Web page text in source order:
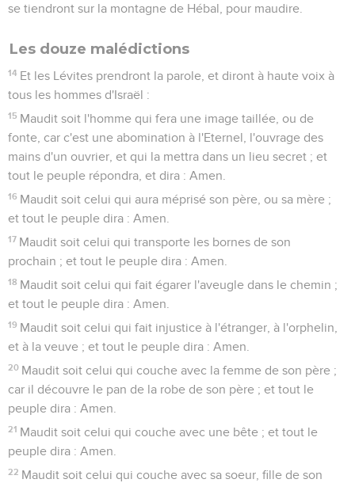
se tiendront sur la montagne de Hébal, pour maudire.
Les douze malédictions
14 Et les Lévites prendront la parole, et diront à haute voix à
tous les hommes d'Israël :
15 Maudit soit l'homme qui fera une image taillée, ou de
fonte, car c'est une abomination à l'Eternel, l'ouvrage des
mains d'un ouvrier, et qui la mettra dans un lieu secret ; et
tout le peuple répondra, et dira : Amen.
16 Maudit soit celui qui aura méprisé son père, ou sa mère ;
et tout le peuple dira : Amen.
17 Maudit soit celui qui transporte les bornes de son
prochain ; et tout le peuple dira : Amen.
18 Maudit soit celui qui fait égarer l'aveugle dans le chemin ;
et tout le peuple dira : Amen.
19 Maudit soit celui qui fait injustice à l'étranger, à l'orphelin,
et à la veuve ; et tout le peuple dira : Amen.
20 Maudit soit celui qui couche avec la femme de son père ;
car il découvre le pan de la robe de son père ; et tout le
peuple dira : Amen.
21 Maudit soit celui qui couche avec une bête ; et tout le
peuple dira : Amen.
22 Maudit soit celui qui couche avec sa soeur, fille de son